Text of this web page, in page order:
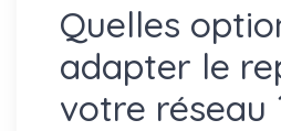
Quelles
adapter le
votre réseau